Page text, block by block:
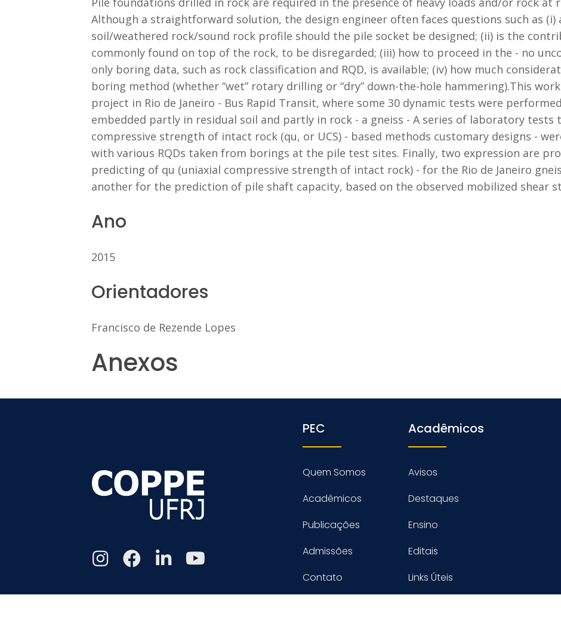
Although a straightforward solution, the design engineer often faces questions such as
soil/weathered rock/sound rock profile should the pile socket be designed; (ii) is the
commonly found on top of the rock, to be disregarded; (iii) how to proceed in the - no
only boring data, such as rock classification and RQD, is available; (iv) how much
boring method (whether “wet” rotary drilling or “dry” down-the-hole hammering).This
project in Rio de Janeiro - Bus Rapid Transit, where some 30 dynamic tests were
embedded partly in residual soil and partly in rock - a gneiss - A series of laboratory tests
compressive strength of intact rock (qu, or UCS) - based methods customary designs -
with various RQDs taken from borings at the pile test sites. Finally, two expression are
predicting of qu (uniaxial compressive strength of intact rock) - for the Rio de Janeiro
another for the prediction of pile shaft capacity, based on the observed mobilized shear
Ano
2015
Orientadores
Francisco de Rezende Lopes
Anexos
PEC
Quem Somos
Acadêmicos
Publicações
Admissões
Contato
Acadêmicos
Avisos
Destaques
Ensino
Editais
Links Úteis